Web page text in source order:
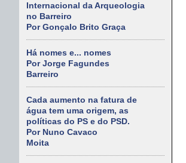
Internacional da Arqueologia
no Barreiro
Por Gonçalo Brito Graça
Há nomes e... nomes
Por Jorge Fagundes
Barreiro
Cada aumento na fatura de
água tem uma origem, as
políticas do PS e do PSD.
Por Nuno Cavaco
Moita